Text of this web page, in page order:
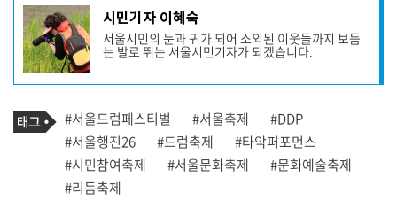
기
사
작
성
자
프
필
시민기자 이혜숙
서울시민의 눈과 귀가 되어 소외된 이웃들까지 보듬
는 발로 뛰는 서울시민기자가 되겠습니다.
기
사
관
련
태
그
태
그
#서울드럼페스티벌 #서울축제
#DDP
#서울행진26
#드럼축제
#타악퍼포먼스
#시민참여축제
#서울문화축제
#문화예술축제
#리듬축제